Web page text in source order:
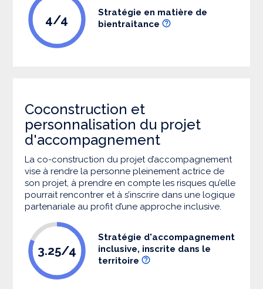
4/4
Stratégie en matière de
bientraitance
Coconstruction et
personnalisation du projet
d'accompagnement
La co-construction du projet d’accompagnement
vise à rendre la personne pleinement actrice de
son projet, à prendre en compte les risques qu’elle
pourrait rencontrer et à s’inscrire dans une logique
partenariale au profit d’une approche inclusive.
3.25/4
Stratégie d'accompagnement
inclusive, inscrite dans le
territoire